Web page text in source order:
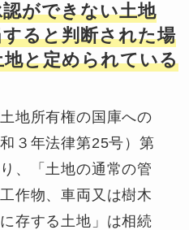
ができない土地
ると判断された場
と定められている
地所有権の国庫への
３年法律第25号）第
、「土地の通常の管
作物、車両又は樹木
存する土地」は相続